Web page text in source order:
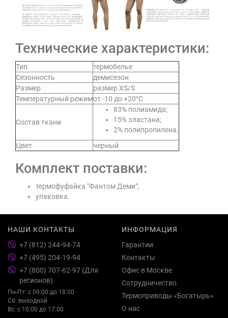
Технические характеристики:
Тип
термобелье
Сезонность
демисезон
Размер
размер XS/S
Температурный режимот -10 до +20°C
Состав ткани
83% полиамида;
15% эластана;
2% полипропилена.
Цвет
черный
Комплект поставки:
термофуфайка "Фантом Деми";
упаковка.
НАШИ КОНТАКТЫ
+7 (812) 244-94-74
+7 (495) 204-19-94
+7 (800) 707-62-97 (Для
регионов)
Пн-Пт: с 09:00 до 18:00
Сб: выходной
Вс: с 10:00 до 17:00
ИНФОРМАЦИЯ
Гарантии
Контакты
Офис в Москве
Сотрудничество
Термоприводы «Богатырь»
О нас